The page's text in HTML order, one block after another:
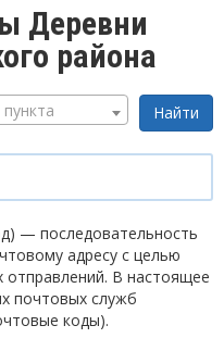
Деревни
района
— последовательность
адресу с целью
отправлений. В настоящее
почтовых служб
коды).